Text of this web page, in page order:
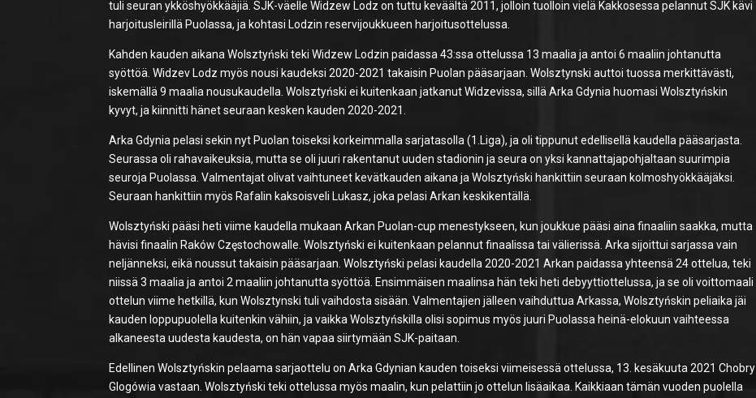
tuli seuran ykköshyökkääjiä. SJK-väelle Widzew Lodz on tuttu keväältä 2011, jolloin tuolloin vielä Kakkosessa pelannut SJK kävi
harjoitusleirillä Puolassa, ja kohtasi Lodzin reservijoukkueen harjoitusottelussa.
Kahden kauden aikana Wolsztyński teki Widzew Lodzin paidassa 43:ssa ottelussa 13 maalia ja antoi 6 maaliin johtanutta
syöttöä. Widzev Lodz myös nousi kaudeksi 2020-2021 takaisin Puolan pääsarjaan. Wolsztynski auttoi tuossa merkittävästi,
iskemällä 9 maalia nousukaudella. Wolsztyński ei kuitenkaan jatkanut Widzevissa, sillä Arka Gdynia huomasi Wolsztyńskin
kyvyt, ja kiinnitti hänet seuraan kesken kauden 2020-2021.
Arka Gdynia pelasi sekin nyt Puolan toiseksi korkeimmalla sarjatasolla (1.Liga), ja oli tippunut edellisellä kaudella pääsarjasta.
Seurassa oli rahavaikeuksia, mutta se oli juuri rakentanut uuden stadionin ja seura on yksi kannattajapohjaltaan suurimpia
seuroja Puolassa. Valmentajat olivat vaihtuneet kevätkauden aikana ja Wolsztyński hankittiin seuraan kolmoshyökkääjäksi.
Seuraan hankittiin myös Rafalin kaksoisveli Lukasz, joka pelasi Arkan keskikentällä.
Wolsztyński pääsi heti viime kaudella mukaan Arkan Puolan-cup menestykseen, kun joukkue pääsi aina finaaliin saakka, mutta
hävisi finaalin Raków Częstochowalle. Wolsztyński ei kuitenkaan pelannut finaalissa tai välierissä. Arka sijoittui sarjassa vain
neljänneksi, eikä noussut takaisin pääsarjaan. Wolsztyński pelasi kaudella 2020-2021 Arkan paidassa yhteensä 24 ottelua, teki
niissä 3 maalia ja antoi 2 maaliin johtanutta syöttöä. Ensimmäisen maalinsa hän teki heti debyyttiottelussa, ja se oli voittomaali
ottelun viime hetkillä, kun Wolsztynski tuli vaihdosta sisään. Valmentajien jälleen vaihduttua Arkassa, Wolsztyńskin peliaika jäi
kauden loppupuolella kuitenkin vähiin, ja vaikka Wolsztyńskilla olisi sopimus myös juuri Puolassa heinä-elokuun vaihteessa
alkaneesta uudesta kaudesta, on hän vapaa siirtymään SJK-paitaan.
Edellinen Wolsztyńskin pelaama sarjaottelu on Arka Gdynian kauden toiseksi viimeisessä ottelussa, 13. kesäkuuta 2021 Chobry
Glogówia vastaan. Wolsztyński teki ottelussa myös maalin, kun pelattiin jo ottelun lisäaikaa. Kaikkiaan tämän vuoden puolella